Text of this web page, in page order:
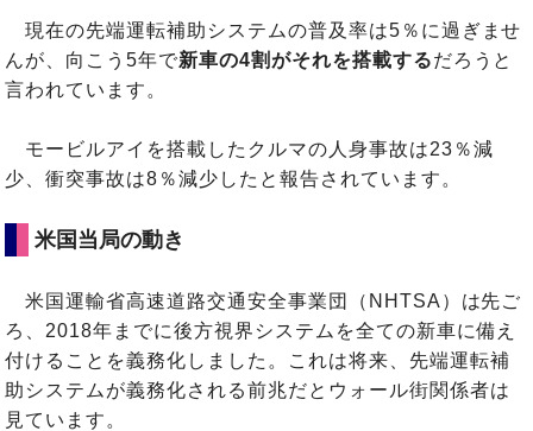
現在の先端運転補助システムの普及率は5％に過ぎませ
んが、向こう5年で新車の4割がそれを搭載するだろうと
言われています。
モービルアイを搭載したクルマの人身事故は23％減
少、衝突事故は8％減少したと報告されています。
米国当局の動き
米国運輸省高速道路交通安全事業団（NHTSA）は先ご
ろ、2018年までに後方視界システムを全ての新車に備え
付けることを義務化しました。これは将来、先端運転補
助システムが義務化される前兆だとウォール街関係者は
見ています。